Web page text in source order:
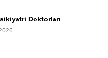
Doktorları